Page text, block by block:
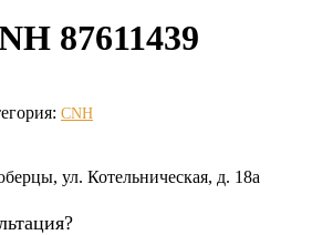
87611439
CNH
ул. Котельническая, д. 18а